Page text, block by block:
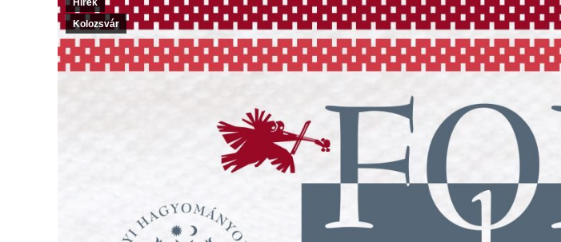
Hírek
Kolozsvár